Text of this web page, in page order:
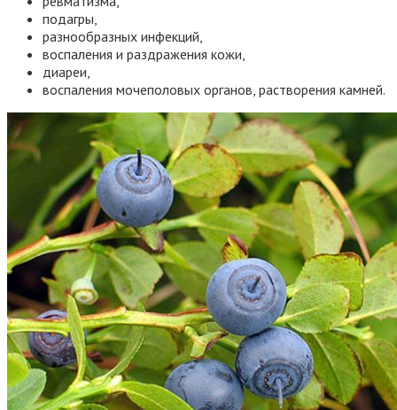
подагры,
разнообразных инфекций,
воспаления и раздражения кожи,
диареи,
воспаления мочеполовых органов, растворения камней.